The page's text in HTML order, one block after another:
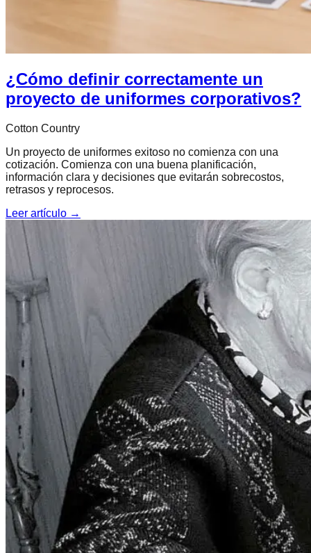
¿Cómo definir correctamente un
proyecto de uniformes corporativos?
Cotton Country
Un proyecto de uniformes exitoso no comienza con una
cotización. Comienza con una buena planificación,
información clara y decisiones que evitarán sobrecostos,
retrasos y reprocesos.
Leer artículo →